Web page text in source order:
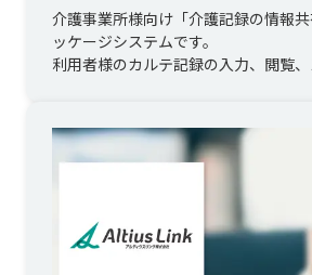
介護事業所様向け「介護記録の情報
ッケージシステムです。
利用者様のカルテ記録の入力、閲覧